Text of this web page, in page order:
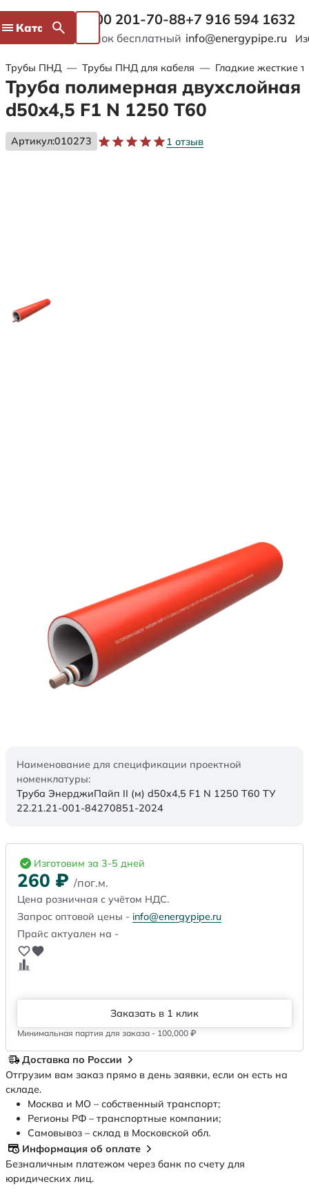
Каталог 8 800 201-70-88
Звонок бесплатный
+7 916 594 1632
info@energypipe.ru
Трубы ПНД — Трубы ПНД для кабеля — Гладкие жесткие
Труба полимерная двухслойная
d50x4,5 F1 N 1250 Т60
Артикул:010273 1 отзыв
Наименование для спецификации проектной
номенклатуры:
Труба ЭнерджиПайп II (м) d50x4,5 F1 N 1250 Т60 ТУ
22.21.21-001-84270851-2024
Изготовим за 3-5 дней
260 ₽ /пог.м.
Цена розничная с учётом НДС.
Запрос оптовой цены - info@energypipe.ru
Прайс актуален на -
Заказать в 1 клик
Минимальная партия для заказа - 100,000 ₽
Доставка по России
Отгрузим вам заказ прямо в день заявки, если он есть на
складе.
Москва и МО – собственный транспорт;
Регионы РФ – транспортные компании;
Самовывоз – склад в Московской обл.
Информация об оплате
Безналичным платежом через банк по счету для
юридических лиц.